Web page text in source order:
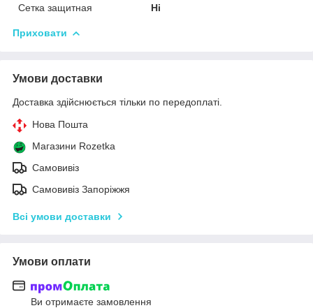
Сетка защитная
Ні
Приховати
Умови доставки
Доставка здійснюється тільки по передоплаті.
Нова Пошта
Магазини Rozetka
Самовивіз
Самовивіз Запоріжжя
Всі умови доставки
Умови оплати
Ви отримаєте замовлення